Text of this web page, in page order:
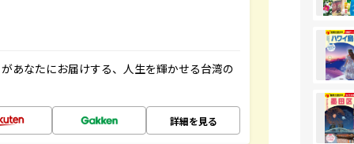
あなたにお届けする、人生を輝かせる台湾の
詳細を見る